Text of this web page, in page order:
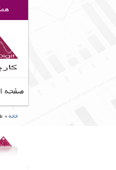
صفحه
خانه»